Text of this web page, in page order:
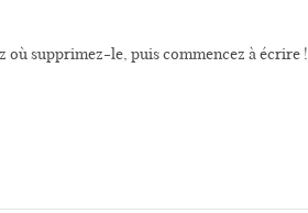
supprimez-le, puis commencez à écrire !